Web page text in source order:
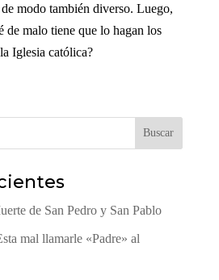
modo también diverso. Luego,
de malo tiene que lo hagan los
Iglesia católica?
Buscar
de San Pedro y San Pablo
mal llamarle «Padre» al